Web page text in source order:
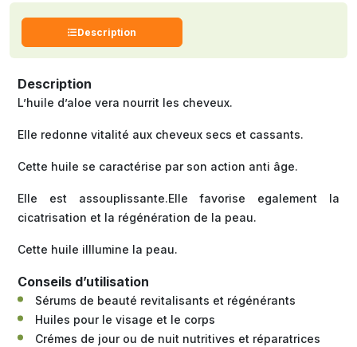
Description
Description
L’huile d’aloe vera nourrit les cheveux.
Elle redonne vitalité aux cheveux secs et cassants.
Cette huile se caractérise par son action anti âge.
Elle est assouplissante.Elle favorise egalement la
cicatrisation et la régénération de la peau.
Cette huile illlumine la peau.
Conseils d’utilisation
Sérums de beauté revitalisants et régénérants
Huiles pour le visage et le corps
Crémes de jour ou de nuit nutritives et réparatrices